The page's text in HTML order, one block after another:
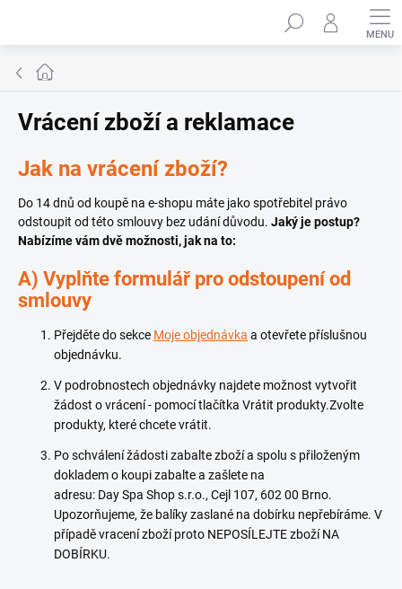
Hledat
Domů
Vrácení zboží a reklamace
Jak na vrácení zboží?
Do 14 dnů od koupě na e-shopu máte jako spotřebitel právo
odstoupit od této smlouvy bez udání důvodu. Jaký je postup?
Nabízíme vám dvě možnosti, jak na to:
A) Vyplňte formulář pro odstoupení od
smlouvy
Přejděte do sekce Moje objednávka a otevřete příslušnou
objednávku.
V podrobnostech objednávky najdete možnost vytvořit
žádost o vrácení - pomocí tlačítka Vrátit produkty.Zvolte
produkty, které chcete vrátit.
Po schválení žádosti zabalte zboží a spolu s přiloženým
dokladem o koupi zabalte a zašlete na
adresu: Day Spa Shop s.r.o., Cejl 107, 602 00 Brno.
Upozorňujeme, že balíky zaslané na dobírku nepřebíráme. V
případě vracení zboží proto NEPOSÍLEJTE zboží NA
DOBÍRKU.